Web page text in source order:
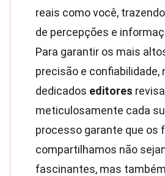
reais como você,
de percepções e
Para garantir os mais
precisão e confiabilidade,
dedicados editores
meticulosamente cada
processo garante que os
compartilhamos não
fascinantes, mas